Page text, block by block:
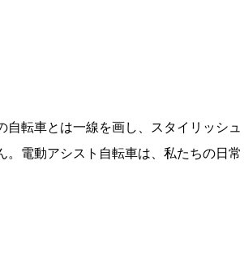
転車とは一線を画し、スタイリッシュ
電動アシスト自転車は、私たちの日常